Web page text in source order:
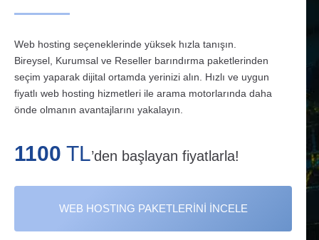
Veri Merkezi
SSL Sertifikası
Web hosting seçeneklerinde yüksek hızla tanışın.
Bireysel, Kurumsal ve Reseller barındırma paketlerinden
seçim yaparak dijital ortamda yerinizi alın. Hızlı ve uygun
fiyatlı web hosting hizmetleri ile arama motorlarında daha
önde olmanın avantajlarını yakalayın.
1100 TL’den başlayan fiyatlarla!
WEB HOSTING PAKETLERİNİ İNCELE
Önceki